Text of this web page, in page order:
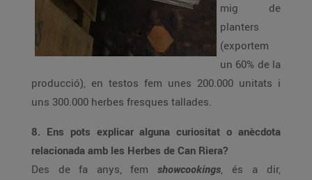
mig de
planters
(exportem
un 60% de la
producció), en testos fem unes 200.000 unitats i
uns 300.000 herbes fresques tallades.
8. Ens pots explicar alguna curiositat o anècdota
relacionada amb les Herbes de Can Riera?
Des de fa anys, fem showcookings, és a dir,